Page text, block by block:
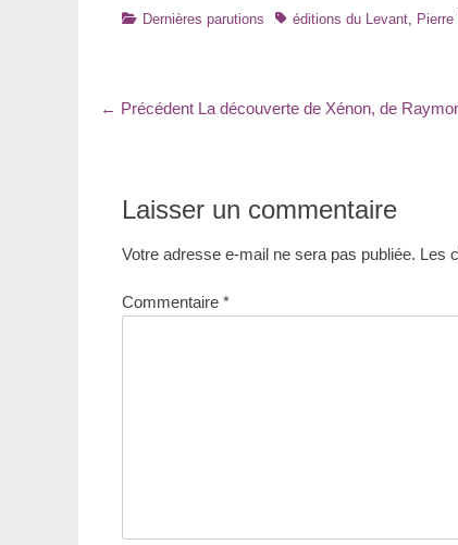
Catégories
Dernières parutions Tagséditions du Levant,
Navigation
← Précédent Article
La découverte de Xénon, de
Laisser un commentaire
Votre adresse e-mail ne sera pas publiée. Les
Commentaire *